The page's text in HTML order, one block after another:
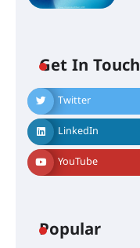
Get In Touch
Twitter
LinkedIn
YouTube
Popular